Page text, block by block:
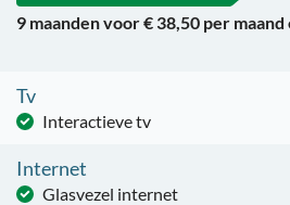
9 maanden voor € 38,50 per maand
Tv
Interactieve tv
Internet
Glasvezel internet